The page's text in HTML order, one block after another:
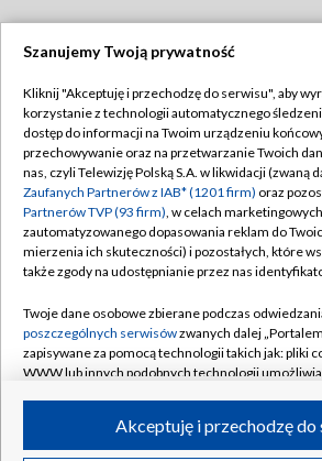
TVP
Abonament TVP
Emisja w TVP
Centrum informacji TVP
Naziemna Telewizja Cyfrowa
Rada Programowa
System NOS
Informacje o nadawcy
Program dla prasy
Regulamin TVP
Polityka
Moje zgody
Pomoc
Kontakt
Kanały
Szanujemy Twoją prywatność
Kliknij "Akceptuję i przechodzę do serwisu", aby
korzystanie z technologii automatycznego
dostęp do informacji na Twoim urządzeniu
przechowywanie oraz na przetwarzanie Twoich
nas, czyli Telewizję Polską S.A. w likwidacji (zwaną
Zaufanych Partnerów z IAB* (1201 firm) oraz
Partnerów TVP (93 firm), w celach
zautomatyzowanego dopasowania reklam do
mierzenia ich skuteczności) i pozostałych, które
także zgody na udostępnianie przez nas
Twoje dane osobowe zbierane podczas
poszczególnych serwisówzwanych dalej
zapisywane za pomocą technologii takich jak: pliki
WWW lub innych podobnych technologii
ruchu w Internecie.Akceptuję i przechodzę do